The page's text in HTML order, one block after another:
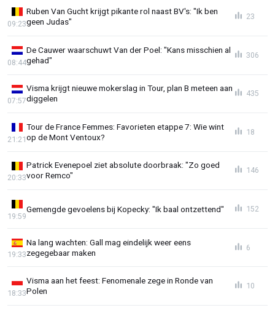
Ruben Van Gucht krijgt pikante rol naast BV's: "Ik ben
geen Judas"
09:23
23
De Cauwer waarschuwt Van der Poel: "Kans misschien al
gehad"
08:44
306
Visma krijgt nieuwe mokerslag in Tour, plan B meteen aan
diggelen
07:57
435
Tour de France Femmes: Favorieten etappe 7: Wie wint
op de Mont Ventoux?
21:21
18
Patrick Evenepoel ziet absolute doorbraak: "Zo goed
voor Remco"
20:33
146
Gemengde gevoelens bij Kopecky: "Ik baal ontzettend"
19:59
152
Na lang wachten: Gall mag eindelijk weer eens
zegegebaar maken
19:33
6
Visma aan het feest: Fenomenale zege in Ronde van
Polen
18:33
10